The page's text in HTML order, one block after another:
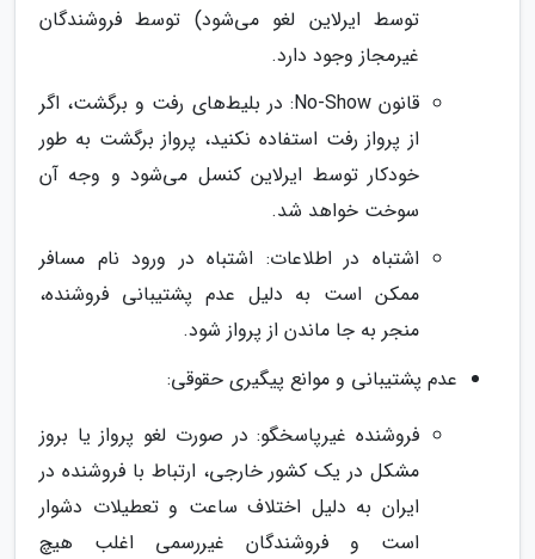
توسط ایرلاین لغو می‌شود) توسط فروشندگان
غیرمجاز وجود دارد.
قانون No-Show: در بلیط‌های رفت و برگشت، اگر
از پرواز رفت استفاده نکنید، پرواز برگشت به طور
خودکار توسط ایرلاین کنسل می‌شود و وجه آن
سوخت خواهد شد.
اشتباه در اطلاعات: اشتباه در ورود نام مسافر
ممکن است به دلیل عدم پشتیبانی فروشنده،
منجر به جا ماندن از پرواز شود.
عدم پشتیبانی و موانع پیگیری حقوقی:
فروشنده غیرپاسخگو: در صورت لغو پرواز یا بروز
مشکل در یک کشور خارجی، ارتباط با فروشنده در
ایران به دلیل اختلاف ساعت و تعطیلات دشوار
است و فروشندگان غیررسمی اغلب هیچ